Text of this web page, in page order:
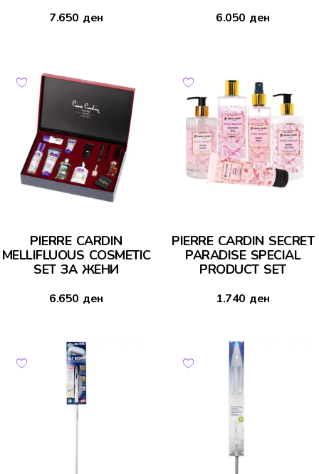
7.650 ден 6.050 ден
PIERRE CARDIN
MELLIFLUOUS COSMETIC
SET ЗА ЖЕНИ
6.650 ден
PIERRE CARDIN SECRET
PARADISE SPECIAL
PRODUCT SET
1.740 ден